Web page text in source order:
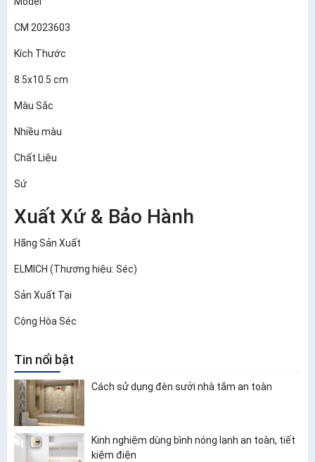
CM 2023603
Kích Thước
8.5x10.5 cm
Màu Sắc
Nhiều màu
Chất Liệu
Sứ
Xuất Xứ & Bảo Hành
Hãng Sản Xuất
ELMICH (Thương hiệu: Séc)
Sản Xuất Tại
Cộng Hòa Séc
Tin nổi bật
Cách sử dụng đèn sưởi nhà tắm an toàn
Kinh nghiệm dùng bình nóng lạnh an toàn, tiết
kiệm điện